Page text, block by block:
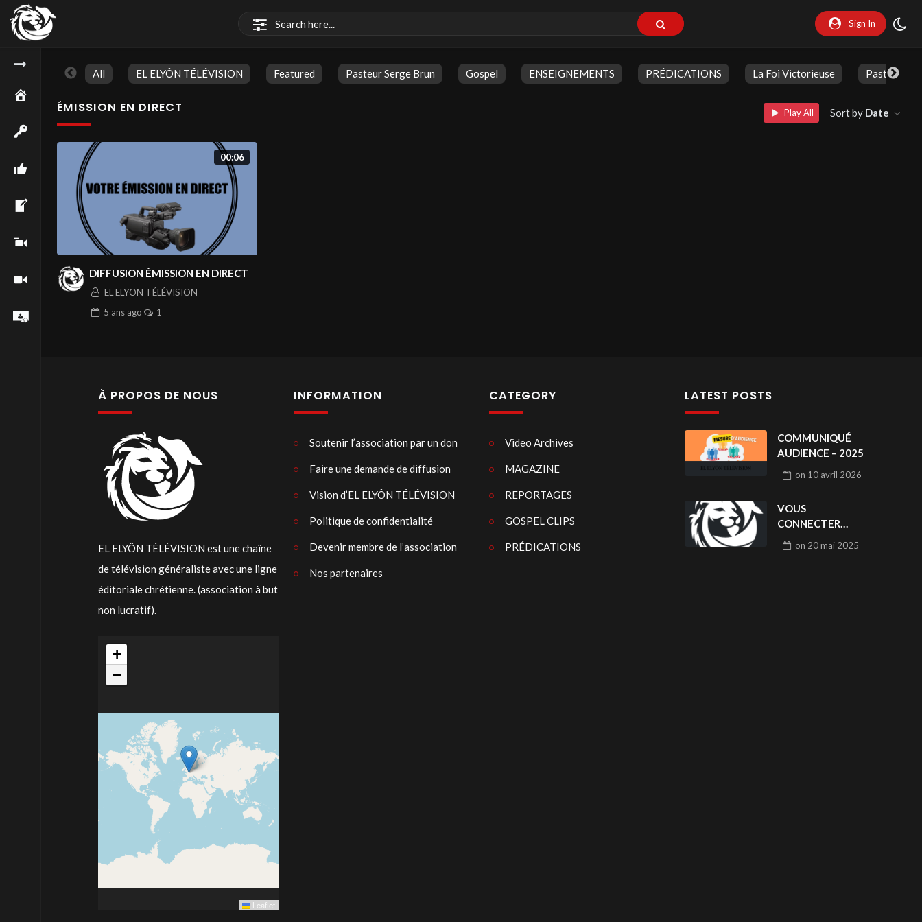
Sign In
All EL ELYÔN TÉLÉVISION Featured Pasteur Serge Brun Gospel ENSEIGNEMENTS PRÉDICATIONS La Foi Victorieuse Pasteur
ÉMISSION EN DIRECT Play All Sort by Date
00:06
DIFFUSION ÉMISSION EN DIRECT
EL ELYON TÉLÉVISION
5 ans ago 1
À PROPOS DE NOUS
EL ELYÔN TÉLÉVISION est une chaîne
de télévision généraliste avec une ligne
éditoriale chrétienne. (association à but
non lucratif).
+
−
Leaflet
INFORMATION
Soutenir l’association par un don
Faire une demande de diffusion
Vision d’EL ELYÔN TÉLÉVISION
Politique de confidentialité
Devenir membre de l’association
Nos partenaires
CATEGORY
Video Archives
MAGAZINE
REPORTAGES
GOSPEL CLIPS
PRÉDICATIONS
LATEST POSTS
COMMUNIQUÉ
AUDIENCE – 2025
on 10 avril 2026
VOUS
CONNECTER
POUR LIKER / LOG
IN TO LIKE
on 20 mai 2025